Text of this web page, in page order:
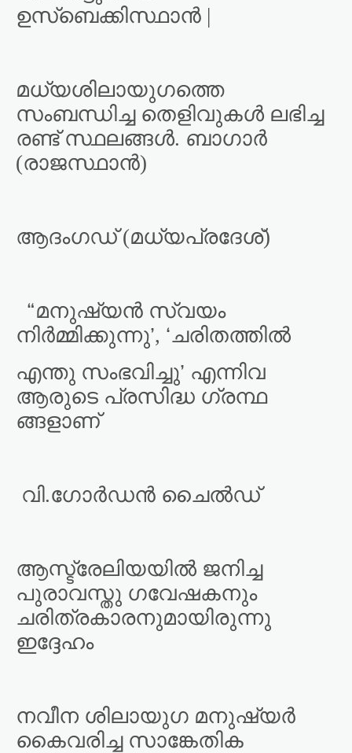
ഉസ്ബെക്കിസ്ഥാൻ |
മധ്യശിലായുഗത്തെ
സംബന്ധിച്ച തെളിവുകൾ ലഭിച്ച
രണ്ട് സ്ഥലങ്ങൾ. ബാഗാർ
(രാജസ്ഥാൻ)
ആദംഗഡ് (മധ്യപ്രദേശ്)
“മനുഷ്യൻ സ്വയം
നിർമ്മിക്കുന്നു’, ‘ചരിതത്തിൽ
എന്തു സംഭവിച്ചു’ എന്നിവ
ആരുടെ പ്രസിദ്ധ ഗ്രന്ഥ
ങ്ങളാണ്
വി.ഗോർഡൻ ചൈൽഡ്
ആസ്ട്രേലിയയിൽ ജനിച്ച
പുരാവസ്തു ഗവേഷകനും
ചരിത്രകാരനുമായിരുന്നു
ഇദ്ദേഹം
നവീന ശിലായുഗ മനുഷ്യർ
കൈവരിച്ച സാങ്കേതിക